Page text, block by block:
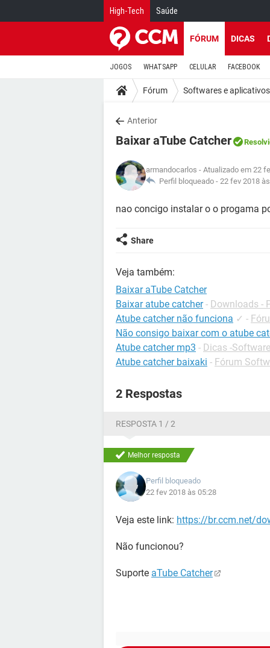
High-Tech Saúde
FÓRUM DICAS
JOGOS WHATSAPP CELULAR FACEBOOK
Fórum Softwares e aplicativos
Anterior
Baixar aTube Catcher
armandocarlos - Atualizado em 22
Perfil bloqueado - 22 fev 2018
nao concigo instalar o o progama
Share
Veja também:
Baixar aTube Catcher
Baixar atube catcher - Downloads -
Atube catcher não funciona ✓ -
Não consigo baixar com o atube
Atube catcher mp3 - Dicas -
Atube catcher baixaki - Fórum
2 Respostas
RESPOSTA 1 / 2
Melhor resposta
Perfil bloqueado
22 fev 2018 às 05:28
Veja este link: https://br.ccm.net/
Não funcionou?
Suporte aTube Catcher